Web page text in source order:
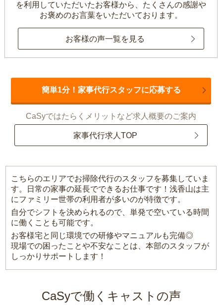
を利用していただいたお客様から、 たくさんの感謝や
お褒めのお言葉をいただいております。
お客様の声一覧を見る
簡単1分！家事代行スタッフに応募する
CaSyではたらくメリットなど求人概要のご案内
家事代行求人TOP
こちらのエリアでお掃除代行のスタッフを募集していま
す。日常の家事の延長でできるお仕事です！浅香山は主
にファミリー世帯の利用者が多いのが特徴です。
自分でシフトを決められるので、単発で空いている時間
に働くことも可能です。
お客様宅と同じ環境での研修やマニュアルも完備◎
現場での困ったことや不安なことは、本部のスタッフが
しっかりサポートします！
CaSyで働くキャストの声